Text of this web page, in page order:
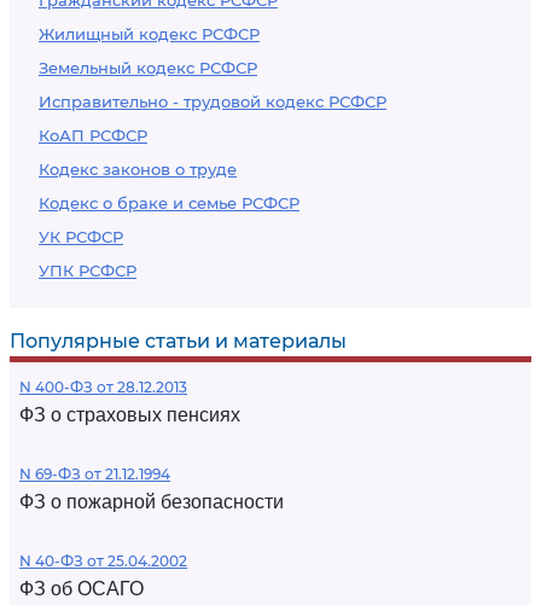
Жилищный кодекс РСФСР
Земельный кодекс РСФСР
Исправительно - трудовой кодекс РСФСР
КоАП РСФСР
Кодекс законов о труде
Кодекс о браке и семье РСФСР
УК РСФСР
УПК РСФСР
Популярные статьи и материалы
N 400-ФЗ от 28.12.2013
ФЗ о страховых пенсиях
N 69-ФЗ от 21.12.1994
ФЗ о пожарной безопасности
N 40-ФЗ от 25.04.2002
ФЗ об ОСАГО